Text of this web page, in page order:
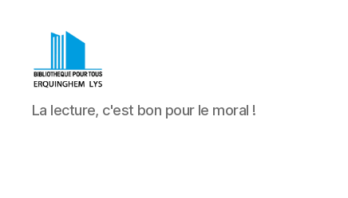
Bibliothèque
Pour
La lecture, c'est bon pour le moral !